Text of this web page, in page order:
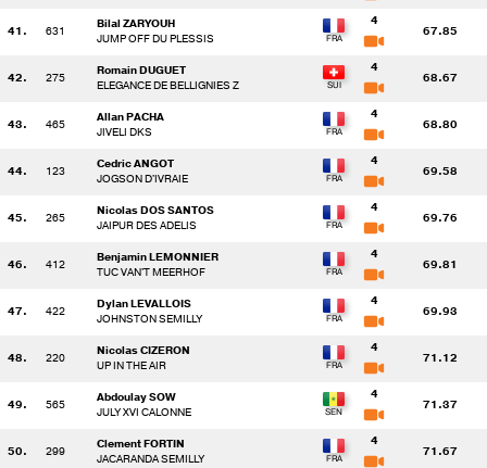
41. 631
Bilal ZARYOUH
JUMP OFF DU PLESSIS
4
67.85
42. 275
Romain DUGUET
ELEGANCE DE BELLIGNIES Z
4
68.67
43. 465
Allan PACHA
JIVELI DKS
4
68.80
44. 123
Cedric ANGOT
JOGSON D'IVRAIE
4
69.58
45. 265
Nicolas DOS SANTOS
JAIPUR DES ADELIS
4
69.76
46. 412
Benjamin LEMONNIER
TUC VAN'T MEERHOF
4
69.81
47. 422
Dylan LEVALLOIS
JOHNSTON SEMILLY
4
69.93
48. 220
Nicolas CIZERON
UP IN THE AIR
4
71.12
49. 565
Abdoulay SOW
JULY XVI CALONNE
4
71.37
50. 299
Clement FORTIN
JACARANDA SEMILLY
4
71.67